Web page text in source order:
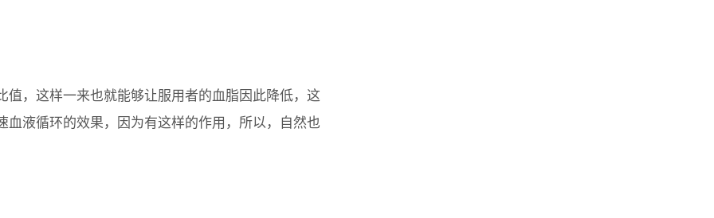
，这样一来也就能够让服用者的血脂因此降低，这
液循环的效果，因为有这样的作用，所以，自然也